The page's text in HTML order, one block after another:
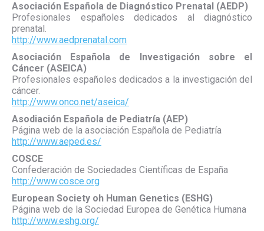
Asociación Española de Diagnóstico Prenatal (AEDP)
Profesionales españoles dedicados al diagnóstico
prenatal.
http://www.aedprenatal.com
Asociación Española de Investigación sobre el
Cáncer (ASEICA)
Profesionales españoles dedicados a la investigación del
cáncer.
http://www.onco.net/aseica/
Asodiación Española de Pediatría (AEP)
Página web de la asociación Española de Pediatría
http://www.aeped.es/
COSCE
Confederación de Sociedades Científicas de España
http://www.cosce.org
European Society oh Human Genetics (ESHG)
Página web de la Sociedad Europea de Genética Humana
http://www.eshg.org/